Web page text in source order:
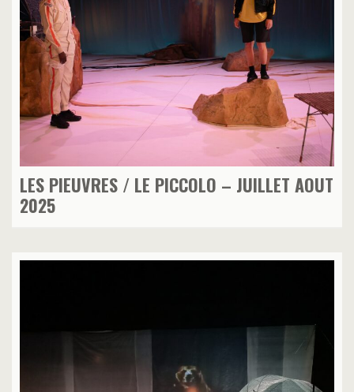
LES PIEUVRES / LE PICCOLO – JUILLET AOUT
2025